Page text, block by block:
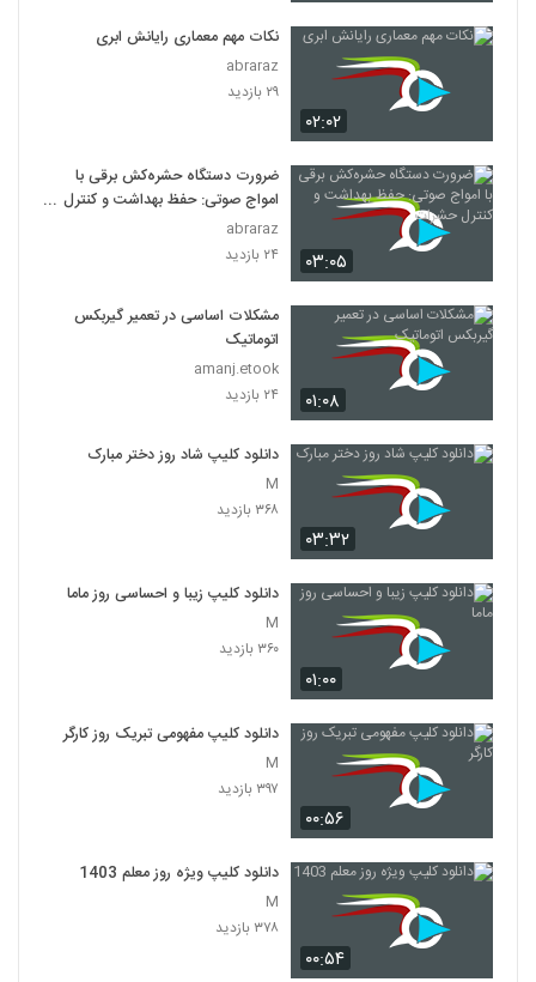
۰۲:۰۲
نکات مهم معماری رایانش ابری
abraraz
۲۹ بازدید
۰۳:۰۵
ضرورت دستگاه حشره‌کش برقی با
امواج صوتی: حفظ بهداشت و کنترل
حشرات
abraraz
۲۴ بازدید
۰۱:۰۸
مشکلات اساسی در تعمیر گیربکس
اتوماتیک
amanj.etook
۲۴ بازدید
۰۳:۳۲
دانلود کلیپ شاد روز دختر مبارک
M
۳۶۸ بازدید
۰۱:۰۰
دانلود کلیپ زیبا و احساسی روز ماما
M
۳۶۰ بازدید
۰۰:۵۶
دانلود کلیپ مفهومی تبریک روز کارگر
M
۳۹۷ بازدید
۰۰:۵۴
دانلود کلیپ ویژه روز معلم 1403
M
۳۷۸ بازدید